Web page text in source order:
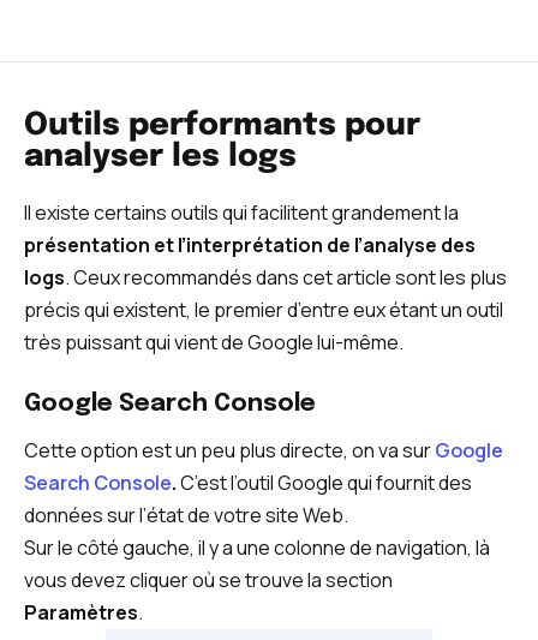
Outils performants pour
analyser les logs
Il existe certains outils qui facilitent grandement la
présentation et l’interprétation de l’analyse des
logs. Ceux recommandés dans cet article sont les plus
précis qui existent, le premier d’entre eux étant un outil
très puissant qui vient de Google lui-même.
Google Search Console
Cette option est un peu plus directe, on va surGoogle
Search Console.C’est l’outil Google qui fournit des
données sur l’état de votre site Web.
Sur le côté gauche, il y a une colonne de navigation, là
vous devez cliquer où se trouve la section
Paramètres.